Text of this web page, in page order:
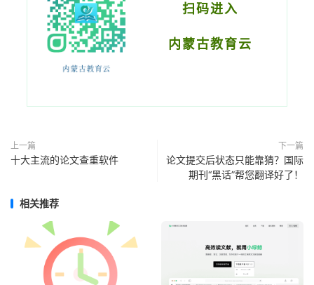
扫码进入
内蒙古教育云
上一篇
十大主流的论文查重软件
下一篇
论文提交后状态只能靠猜？国际
期刊“黑话”帮您翻译好了！
相关推荐